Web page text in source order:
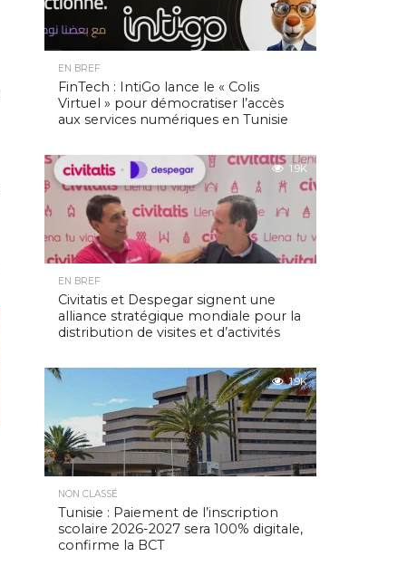
EN BREF
FinTech : IntiGo lance le « Colis
Virtuel » pour démocratiser l’accès
aux services numériques en Tunisie
1.9K
EN BREF
Civitatis et Despegar signent une
alliance stratégique mondiale pour la
distribution de visites et d’activités
1.9K
NON CLASSÉ
Tunisie : Paiement de l’inscription
scolaire 2026-2027 sera 100% digitale,
confirme la BCT